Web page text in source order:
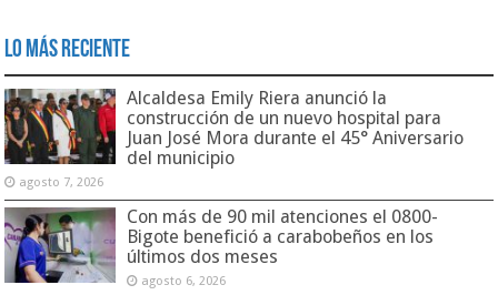
Lo Más Reciente
Alcaldesa Emily Riera anunció la
construcción de un nuevo hospital para
Juan José Mora durante el 45° Aniversario
del municipio
agosto 7, 2026
Con más de 90 mil atenciones el 0800-
Bigote benefició a carabobeños en los
últimos dos meses
agosto 6, 2026